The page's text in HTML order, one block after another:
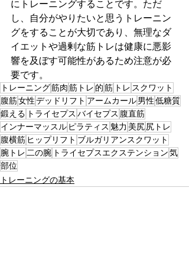
にトレーニングすることです。ただ
し、自分がやりたいと思うトレーニン
グをすることが大切であり、無理なダ
イエットや過剰な筋トレは健康に悪影
響を及ぼす可能性があるため注意が必
要です。
トレーニング筋肉筋トレ 的筋 トレ スクワット
腹筋女性デッドリフト アームカール男性低糖質
鍛える トライセプス バイセプス 腹直筋
インナーマッスル ピラティス 魅力 美尻尻トレ
腹横筋 ヒップリフト ブルガリアンスクワット
腕トレ二の腕 トライセプスエクステンション気
部位
トレーニングの基本